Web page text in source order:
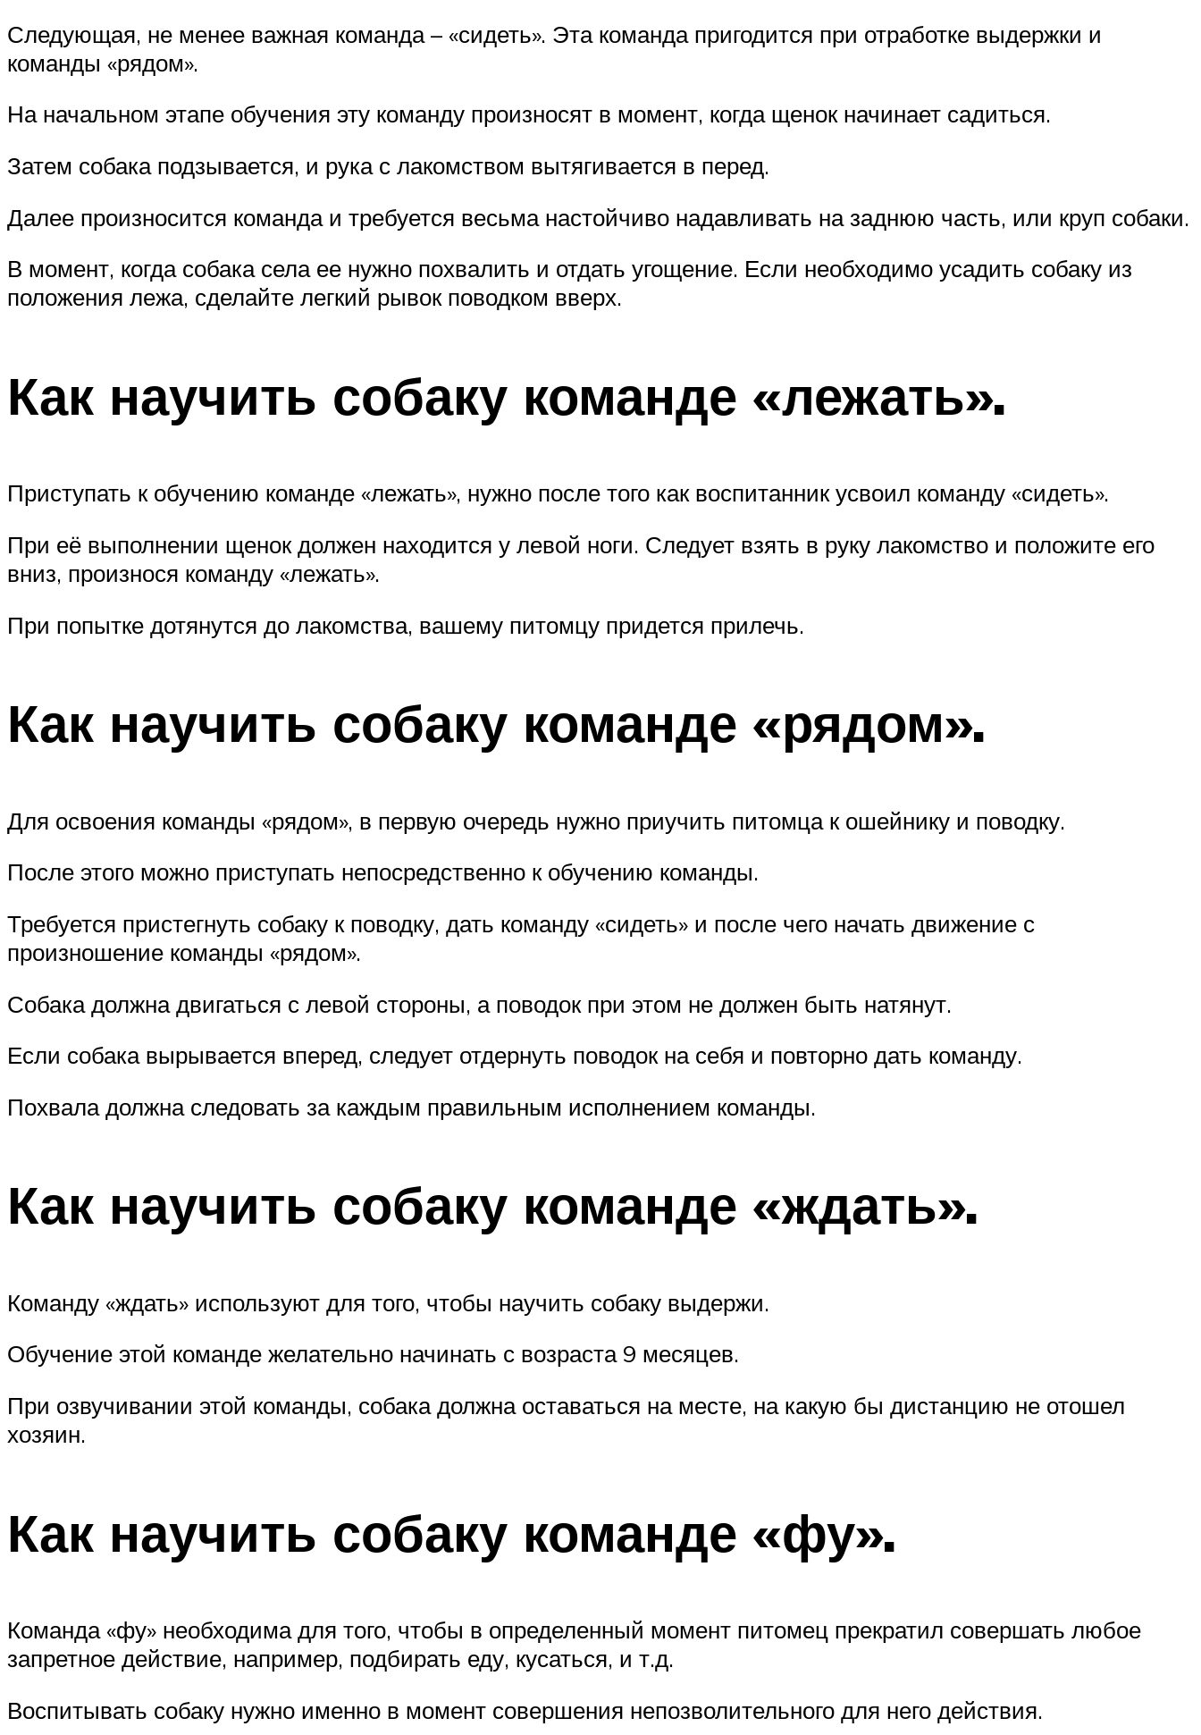
Следующая, не менее важная команда – «сидеть». Эта команда пригодится при отработке выдержки и
команды «рядом».
На начальном этапе обучения эту команду произносят в момент, когда щенок начинает садиться.
Затем собака подзывается, и рука с лакомством вытягивается в перед.
Далее произносится команда и требуется весьма настойчиво надавливать на заднюю часть, или круп собаки.
В момент, когда собака села ее нужно похвалить и отдать угощение. Если необходимо усадить собаку из
положения лежа, сделайте легкий рывок поводком вверх.
Как научить собаку команде «лежать».
Приступать к обучению команде «лежать», нужно после того как воспитанник усвоил команду «сидеть».
При её выполнении щенок должен находится у левой ноги. Следует взять в руку лакомство и положите его
вниз, произнося команду «лежать».
При попытке дотянутся до лакомства, вашему питомцу придется прилечь.
Как научить собаку команде «рядом».
Для освоения команды «рядом», в первую очередь нужно приучить питомца к ошейнику и поводку.
После этого можно приступать непосредственно к обучению команды.
Требуется пристегнуть собаку к поводку, дать команду «сидеть» и после чего начать движение с
произношение команды «рядом».
Собака должна двигаться с левой стороны, а поводок при этом не должен быть натянут.
Если собака вырывается вперед, следует отдернуть поводок на себя и повторно дать команду.
Похвала должна следовать за каждым правильным исполнением команды.
Как научить собаку команде «ждать».
Команду «ждать» используют для того, чтобы научить собаку выдержи.
Обучение этой команде желательно начинать с возраста 9 месяцев.
При озвучивании этой команды, собака должна оставаться на месте, на какую бы дистанцию не отошел
хозяин.
Как научить собаку команде «фу».
Команда «фу» необходима для того, чтобы в определенный момент питомец прекратил совершать любое
запретное действие, например, подбирать еду, кусаться, и т.д.
Воспитывать собаку нужно именно в момент совершения непозволительного для него действия.